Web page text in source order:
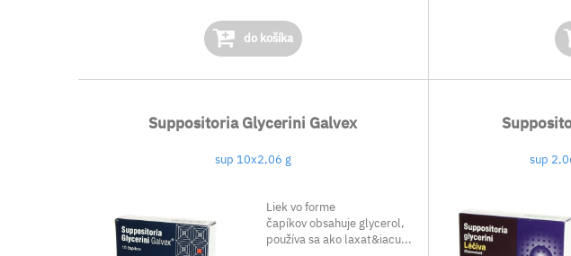
do košíka
Suppositoria Glycerini Galvex
sup 10x2,06 g
Liek vo forme
čapíkov obsahuje glycerol,
používa sa ako laxat&iacu...
sup